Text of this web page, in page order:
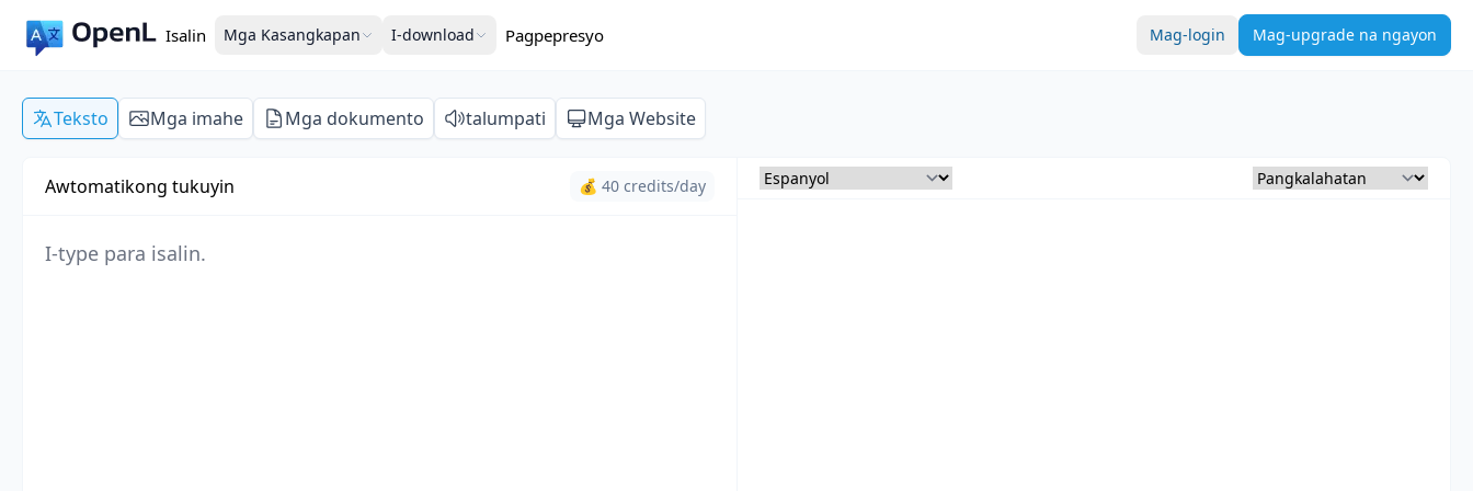
Isalin Mga Kasangkapan I-download Pagpepresyo Mag-login Mag-upgrade na ngayon
Teksto Mga imahe Mga dokumento talumpati Mga Website
Awtomatikong tukuyin 💰 40 credits/day